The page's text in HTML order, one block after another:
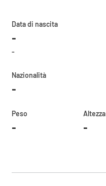
Data di nascita
-
-
Nazionalità
-
Peso
-
Altezza
-